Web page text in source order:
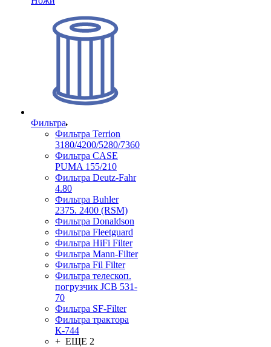
Фильтра
Фильтра Terrion
3180/4200/5280/7360
Фильтра CASE
PUMA 155/210
Фильтра Deutz-Fahr
4.80
Фильтра Buhler
2375. 2400 (RSM)
Фильтра Donaldson
Фильтра Fleetguard
Фильтра HiFi Filter
Фильтра Mann-Filter
Фильтра Fil Filter
Фильтра телескоп.
погрузчик JCB 531-
70
Фильтра SF-Filter
Фильтра трактора
К-744
+ ЕЩЕ 2